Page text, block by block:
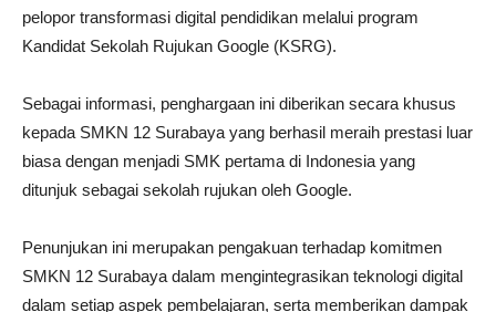
pelopor transformasi digital pendidikan melalui program
Kandidat Sekolah Rujukan Google (KSRG).
Sebagai informasi, penghargaan ini diberikan secara khusus
kepada SMKN 12 Surabaya yang berhasil meraih prestasi luar
biasa dengan menjadi SMK pertama di Indonesia yang
ditunjuk sebagai sekolah rujukan oleh Google.
Penunjukan ini merupakan pengakuan terhadap komitmen
SMKN 12 Surabaya dalam mengintegrasikan teknologi digital
dalam setiap aspek pembelajaran, serta memberikan dampak